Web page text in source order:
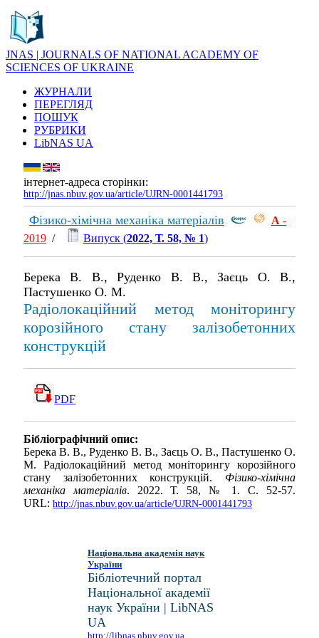
JNAS | JOURNALS OF NATIONAL ACADEMY OF
SCIENCES OF UKRAINE
ЖУРНАЛИ
ПЕРЕГЛЯД
ПОШУК
РУБРИКИ
LibNAS UA
інтернет-адреса сторінки:
http://jnas.nbuv.gov.ua/article/UJRN-0001441793
Фізико-хімічна механіка матеріалів А -
2019 / Випуск (2022, Т. 58, № 1)
Берека В. В., Руденко В. В., Заєць О. В.,
Пастушенко О. М.
Радіолокаційний метод моніторингу
корозійного стану залізобетонних
конструкцій
PDF
Бібліографічний опис:
Берека В. В., Руденко В. В., Заєць О. В., Пастушенко О.
М. Радіолокаційний метод моніторингу корозійного
стану залізобетонних конструкцій. Фізико-хімічна
механіка матеріалів. 2022. Т. 58, № 1. С. 52-57.
URL: http://jnas.nbuv.gov.ua/article/UJRN-0001441793
Національна академія наук
України
Бібліотечний портал
Національної академії
наук України | LibNAS
UA
http://libnas.nbuv.gov.ua